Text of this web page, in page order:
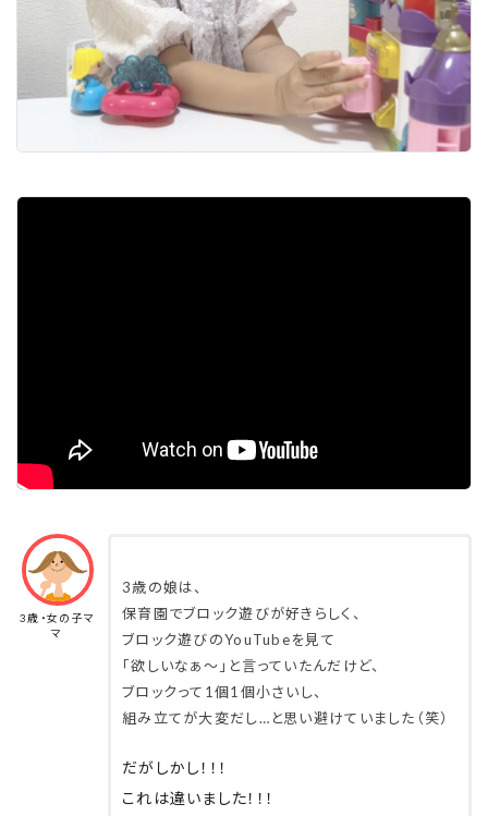
3歳・女の子マ
マ
3歳の娘は、
保育園でブロック遊びが好きらしく、
ブロック遊びのYouTubeを見て
「欲しいなぁ〜」と言っていたんだけど、
ブロックって1個1個小さいし、
組み立てが大変だし…と思い避けていました（笑）
だがしかし！！！
これは違いました！！！